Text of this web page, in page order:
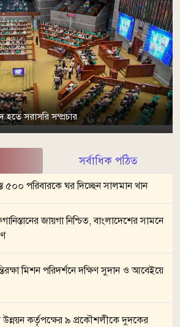
সরাসরি সম্প্রচার
সর্বাধিক পঠিত
৫০০ পরিবারকে ঘর দিচ্ছেন সালমান খান
জায়গা নিশ্চিত, বাংলাদেশের সামনে
মিশন পরিদর্শনে দক্ষিণ সুদান ও আবেইয়ে
উন্নয়ন কর্তৃপক্ষের ৯ প্রকৌশলীকে দুদকের